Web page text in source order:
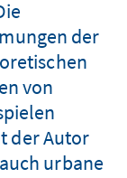
der
von
der Autor
urbane